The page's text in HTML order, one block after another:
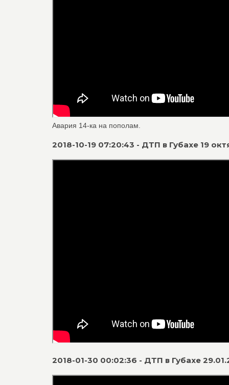
Авария 14-ка на пополам.
2018-10-19 07:20:43 - ДТП в Губахе 19
2018-01-30 00:02:36 - ДТП в Губахе